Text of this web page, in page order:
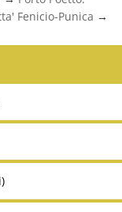
Fenicio-Punica →